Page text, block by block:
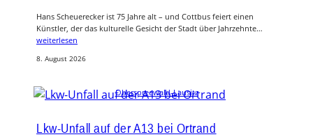
Hans Scheuerecker ist 75 Jahre alt – und Cottbus feiert einen
Künstler, der das kulturelle Gesicht der Stadt über Jahrzehnte…
weiterlesen
8. August 2026
Oberspreewald-Lausitz
Lkw-Unfall auf der A13 bei Ortrand